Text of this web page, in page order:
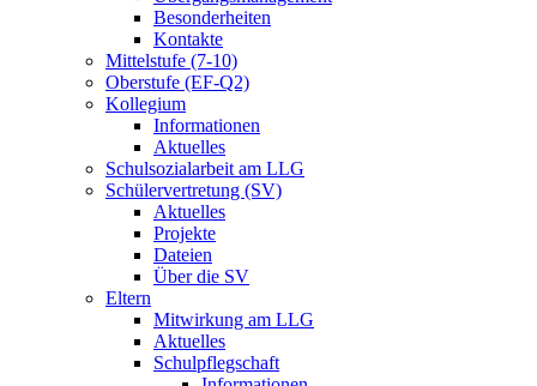
Besonderheiten
Kontakte
Mittelstufe (7-10)
Oberstufe (EF-Q2)
Kollegium
Informationen
Aktuelles
Schulsozialarbeit am LLG
Schülervertretung (SV)
Aktuelles
Projekte
Dateien
Über die SV
Eltern
Mitwirkung am LLG
Aktuelles
Schulpflegschaft